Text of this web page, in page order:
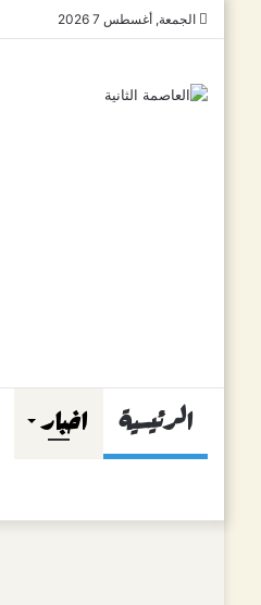
الجمعة, أغسطس 7 2026
الرئيسية اخبار